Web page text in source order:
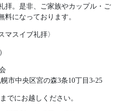
拝。是非、ご家族やカップル・ご
料になっております。
マスイブ礼拝〉
央区宮の森3条10丁目3-25
でにお越しください。